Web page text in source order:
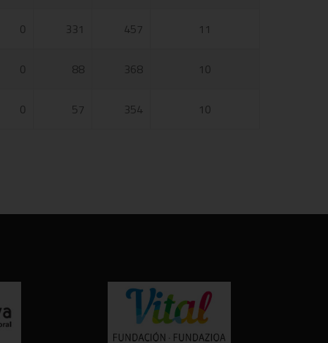
0 331 457 11
0 88 368 10
0 57 354 10